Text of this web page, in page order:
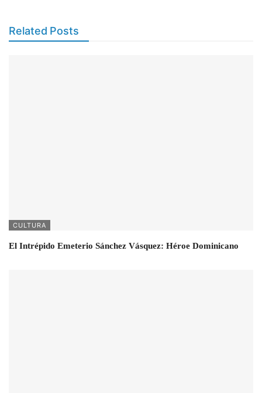
Related Posts
CULTURA
El Intrépido Emeterio Sánchez Vásquez: Héroe Dominicano